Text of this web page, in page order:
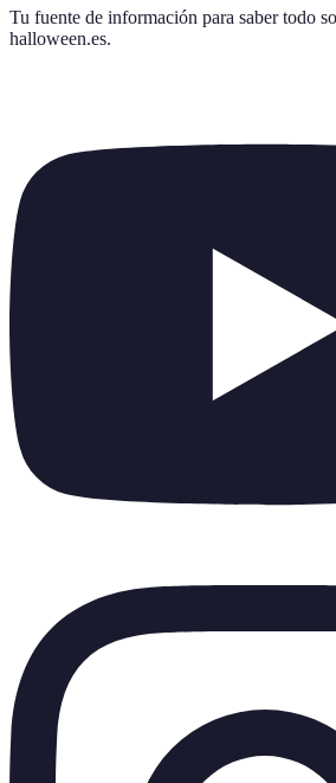
Tu fuente de información para saber todo
halloween.es.